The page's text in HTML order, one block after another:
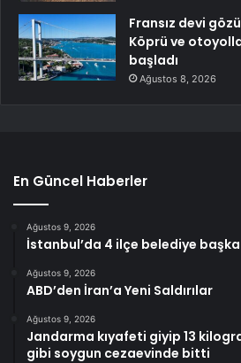
Fransız devi
Köprü ve
başladı
Ağustos 8, 2026
En Güncel Haberler
Ağustos 9, 2026
İstanbul’da 4 ilçe belediye
Ağustos 9, 2026
ABD’den İran’a Yeni Saldırılar
Ağustos 9, 2026
Jandarma kıyafeti giyip 13
gibi soygun cezaevinde bitti